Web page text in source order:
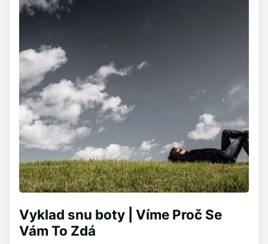
Vyklad snu boty | Víme Proč Se
Vám To Zdá